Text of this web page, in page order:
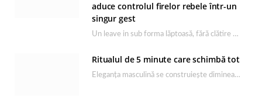
aduce controlul firelor rebele într-un
singur gest
Un leave in sub forma lăptoasă, fără clătire care completează rutina Ultimate Smooth și transformă…
Ritualul de 5 minute care schimbă tot
Eleganța masculină se construiește dimineața, în câteva minute și cu produsele potrivite. O rutină de…